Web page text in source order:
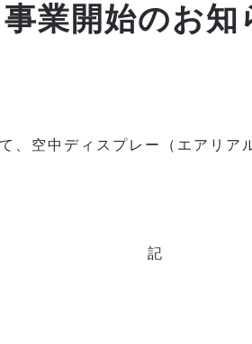
事業開始のお知
空中ディスプレー（エアリア
記